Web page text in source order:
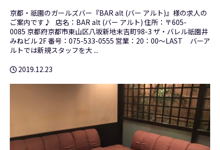
京都・祇園のガールズバー『BAR alt (バー アルト)』様の求人の
ご案内です♪ 店名：BAR alt (バー アルト) 住所：〒605-
0085 京都府京都市東山区八坂新地末吉町98-3 ザ・バレル祇園井
みねビル 2F 番号：075-533-0555 営業：20：00～LAST バーア
ルトでは新規スタッフを大 ...
2019.12.23